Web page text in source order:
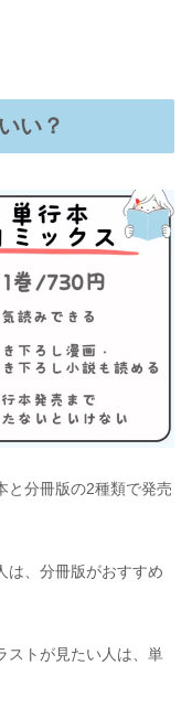
い？
と分冊版の2種類で発売
は、分冊版がおすすめ
ストが見たい人は、単